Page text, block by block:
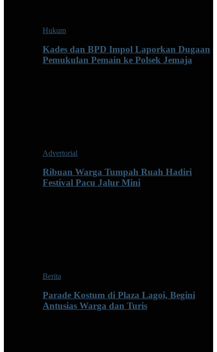
Hukum
Kades dan BPD Impol Laporkan Dugaan
Pemukulan Pemain ke Polsek Jemaja
Advertorial
Ribuan Warga Tumpah Ruah Hadiri
Festival Pacu Jalur Mini
Berita
Parade Kostum di Plaza Lagoi, Begini
Antusias Warga dan Turis